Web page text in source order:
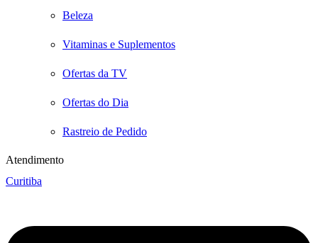
Beleza
Vitaminas e Suplementos
Ofertas da TV
Ofertas do Dia
Rastreio de Pedido
Atendimento
Curitiba